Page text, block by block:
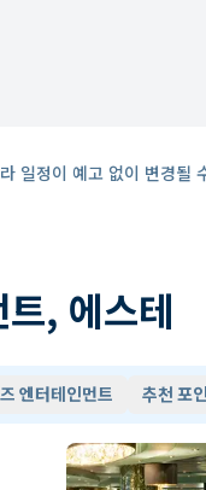
일정이 예고 없이 변경될
, 에스테
엔터테인먼트 추천 포